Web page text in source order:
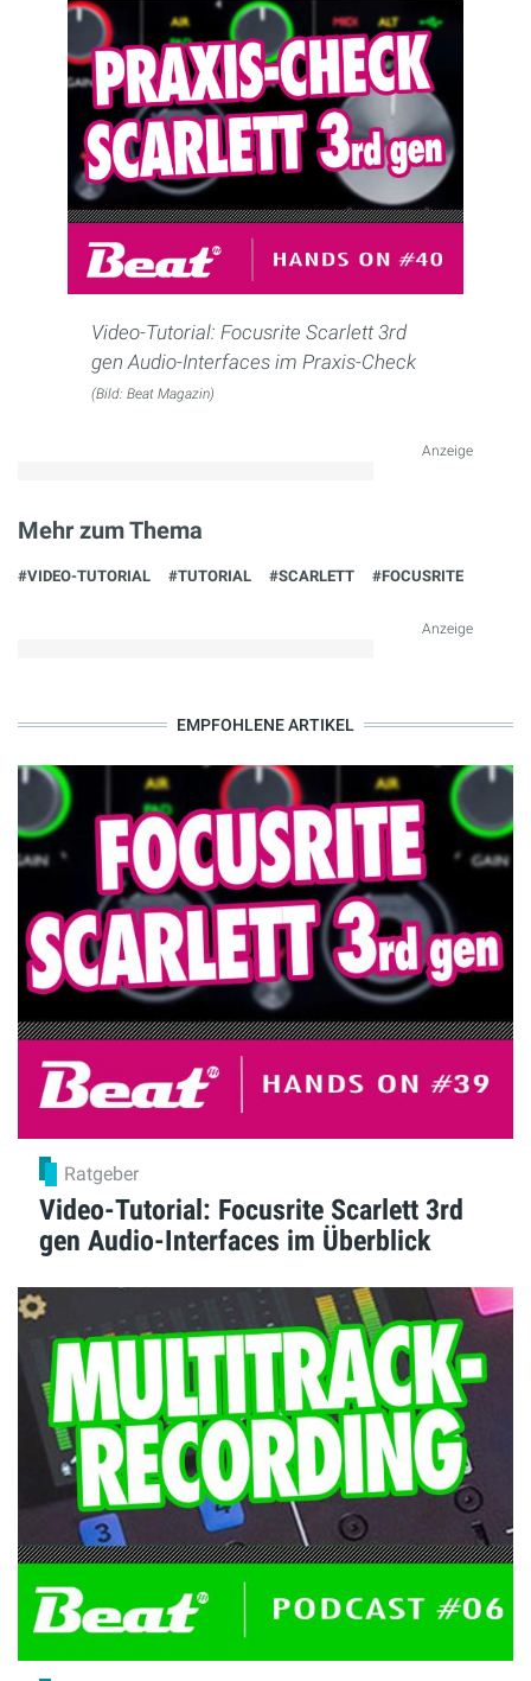
Video-Tutorial: Focusrite Scarlett 3rd
gen Audio-Interfaces im Praxis-Check
(Bild: Beat Magazin)
Anzeige
Mehr zum Thema
#VIDEO-TUTORIAL #TUTORIAL #SCARLETT #FOCUSRITE
Anzeige
EMPFOHLENE ARTIKEL
Ratgeber
Video-Tutorial: Focusrite Scarlett 3rd
gen Audio-Interfaces im Überblick